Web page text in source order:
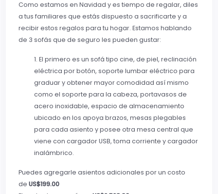
Como estamos en Navidad y es tiempo de regalar, diles
a tus familiares que estás dispuesto a sacrificarte y a
recibir estos regalos para tu hogar. Estamos hablando
de 3 sofás que de seguro les pueden gustar:
1. El primero es un sofá tipo cine, de piel, reclinación
eléctrica por botón, soporte lumbar eléctrico para
graduar y obtener mayor comodidad así mismo
como el soporte para la cabeza, portavasos de
acero inoxidable, espacio de almacenamiento
ubicado en los apoya brazos, mesas plegables
para cada asiento y posee otra mesa central que
viene con cargador USB, toma corriente y cargador
inalámbrico.
Puedes agregarle asientos adicionales por un costo
de US$199.00